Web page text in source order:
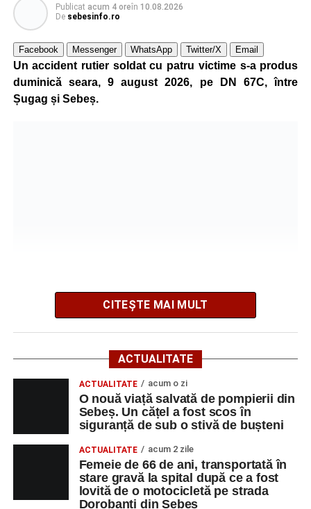
Urmărește-ne pe Google News
Ultimele știri din Sebeș
Incendiu la un autoturism pe Autostrada A1, în zona
localității Sibișeni
Publicat acum 4 oreîn 10.08.2026
De sebesinfo.ro
Facebook Messenger WhatsApp Twitter/X Email
Un accident rutier soldat cu patru victime s-a produs
duminică seara, 9 august 2026, pe DN 67C, între
Șugag și Sebeș.
Poliția Municipiului Sebeș a fost sesizată, prin SNUAU
112, în jurul orei 20:41, cu privire la producerea
evenimentului rutier.
Din primele cercetări efectuate la fața locului, polițiștii au
stabilit că o femeie de 29 de ani, din municipiul Sebeș,
care conducea un autoturism pe direcția Șugag – Sebeș,
a intrat în coliziune cu un alt autoturism, condus
regulamentar din sens opus, respectiv Sebeș – Șugag, de
un bărbat de 62 de ani, din orașul Petrila, județul
CITEȘTE MAI MULT
ACTUALITATE
ACTUALITATE acum o zi
O nouă viață salvată de pompierii din
Sebeș. Un cățel a fost scos în
siguranță de sub o stivă de bușteni
ACTUALITATE acum 2 zile
Femeie de 66 de ani, transportată în
stare gravă la spital după ce a fost
lovită de o motocicletă pe strada
Dorobanți din Sebeș